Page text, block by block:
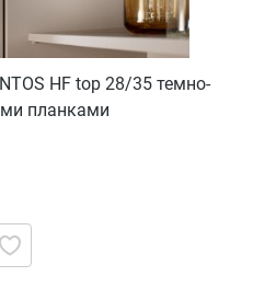
HF top 28/35 темно-
планками